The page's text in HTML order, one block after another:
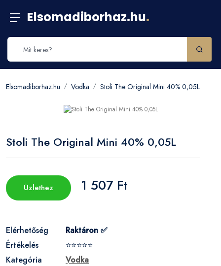
Elsomadiborhaz.hu.
Elsomadiborhaz.hu Vodka Stoli The Original Mini 40% 0,05L
Stoli The Original Mini 40% 0,05L
Üzlethez 1 507 Ft
Elérhetőség
Raktáron ✅
Értékelés
⭐⭐⭐⭐⭐
Kategória
Vodka